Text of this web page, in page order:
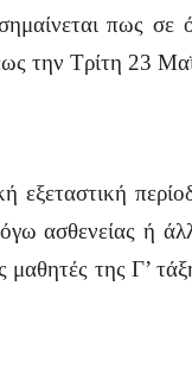
πως σε
την Τρίτη 23
εξεταστική
ασθενείας ή
της Γ’